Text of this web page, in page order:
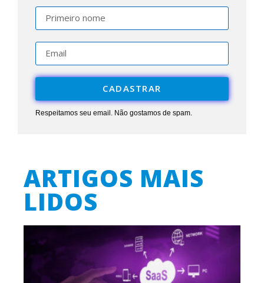
CADASTRAR
Respeitamos seu email. Não gostamos de spam.
ARTIGOS MAIS
LIDOS